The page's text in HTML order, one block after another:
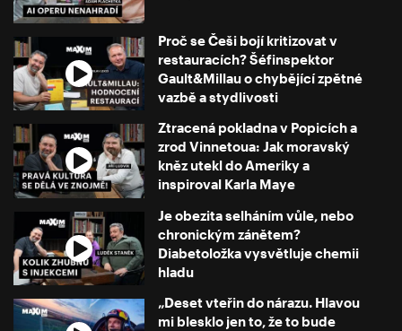
Proč se Češi bojí kritizovat v
restauracích? Šéfinspektor
Gault&Millau o chybějící zpětné
vazbě a stydlivosti
Ztracená pokladna v Popicích a
zrod Vinnetoua: Jak moravský
kněz utekl do Ameriky a
inspiroval Karla Maye
Je obezita selháním vůle, nebo
chronickým zánětem?
Diabetoložka vysvětluje chemii
hladu
„Deset vteřin do nárazu. Hlavou
mi blesklo jen to, že to bude